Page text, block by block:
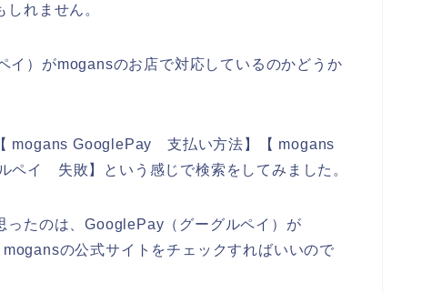
れません。
イ）がmogansのお店で対応しているのかどうか
mogans GooglePay 支払い方法】【 mogans
ペイ 失敗】という感じで検索をしてみました。
ったのは、GooglePay（グーグルペイ）が
の公式サイトをチェックすればいいので